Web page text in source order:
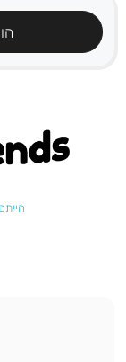
הייתם